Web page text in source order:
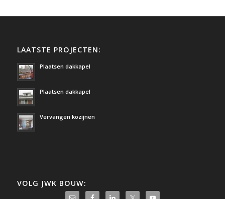
LAATSTE PROJECTEN:
Plaatsen dakkapel
Plaatsen dakkapel
Vervangen kozijnen
VOLG JWK BOUW: